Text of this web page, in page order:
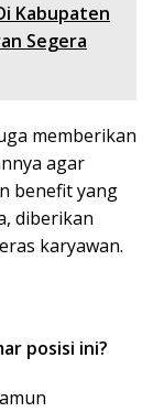
Kabupaten
Segera
memberikan
agar
benefit yang
diberikan
karyawan.
posisi ini?